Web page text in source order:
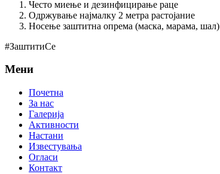
Често миење и дезинфицирање раце
Одржување најмалку 2 метра растојание
Носење заштитна опрема (маска, марама, шал)
#ЗаштитиСе
Мени
Почетна
За нас
Галерија
Активности
Настани
Известувања
Огласи
Контакт